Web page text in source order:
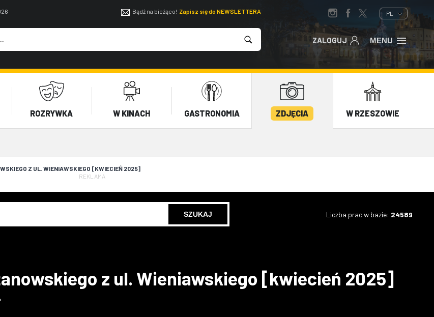
Bądź na bieżąco! Zapisz się do NEWSLETTERA PL
ZALOGUJ MENU
ROZRYWKA W KINACH GASTRONOMIA ZDJĘCIA W RZESZOWIE
Z UL. WIENIAWSKIEGO [KWIECIEŃ 2025]
REKLAMA
Liczba prac w bazie: 24589
z ul. Wieniawskiego [kwiecień 2025]